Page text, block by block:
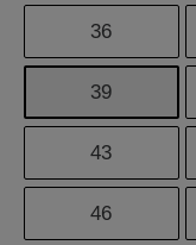
36
39
43
46